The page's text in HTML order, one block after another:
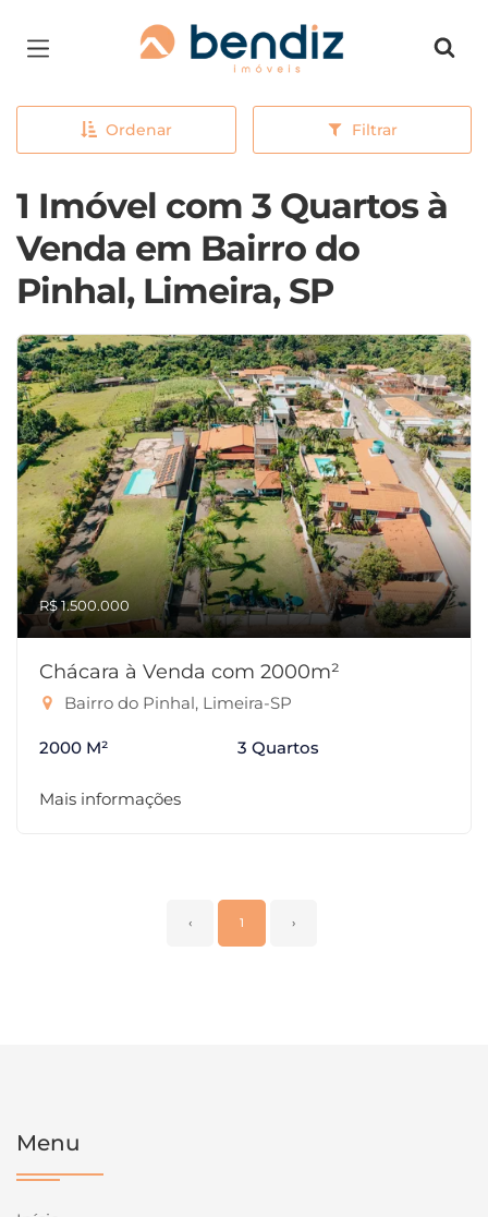
Página inicial
Ordenar Filtrar
1 Imóvel com 3 Quartos à
Venda em Bairro do
Pinhal, Limeira, SP
R$ 1.500.000
Chácara à Venda com 2000m²
Bairro do Pinhal, Limeira-SP
2000 M² 3 Quartos
Mais informações
‹ 1 ›
Menu